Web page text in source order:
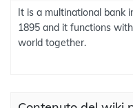
It is a multinational bank
1895 and it functions
world together.